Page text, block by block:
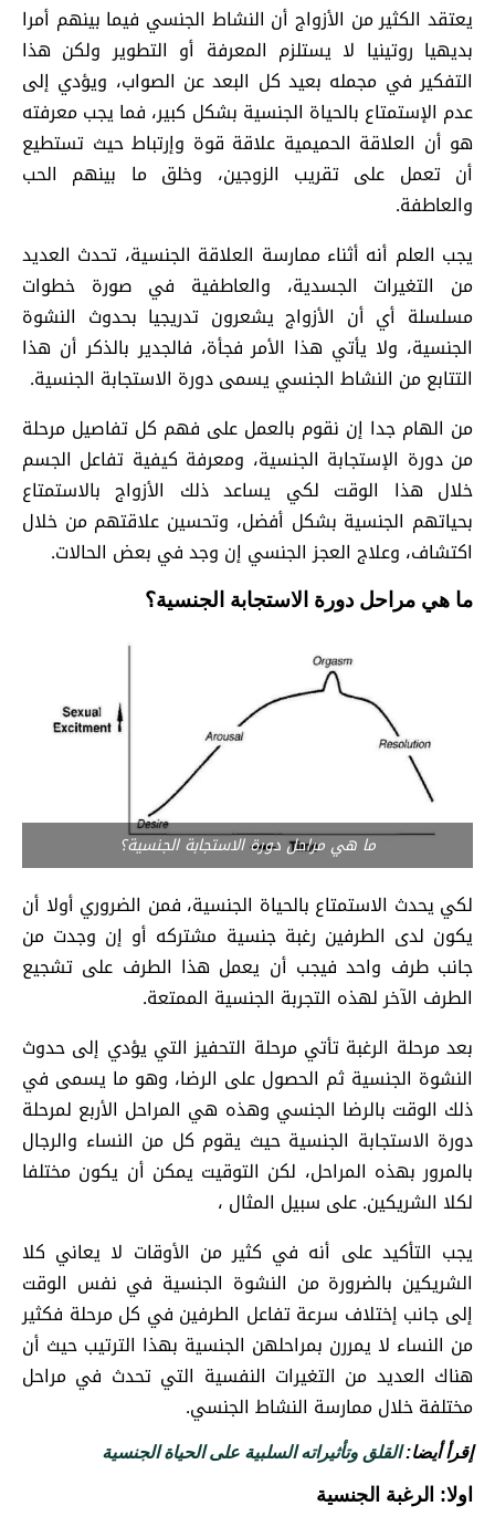
يعتقد الكثير من الأزواج أن النشاط الجنسي فيما بينهم أمرا
بديهيا روتينيا لا يستلزم المعرفة أو التطوير ولكن هذا
التفكير في مجمله بعيد كل البعد عن الصواب، ويؤدي إلى
عدم الإستمتاع بالحياة الجنسية بشكل كبير، فما يجب معرفته
هو أن العلاقة الحميمية علاقة قوة وإرتباط حيث تستطيع
أن تعمل على تقريب الزوجين، وخلق ما بينهم الحب
والعاطفة.
يجب العلم أنه أثناء ممارسة العلاقة الجنسية، تحدث العديد
من التغيرات الجسدية، والعاطفية في صورة خطوات
مسلسلة أي أن الأزواج يشعرون تدريجيا بحدوث النشوة
الجنسية، ولا يأتي هذا الأمر فجأة، فالجدير بالذكر أن هذا
التتابع من النشاط الجنسي يسمى دورة الاستجابة الجنسية.
من الهام جدا إن نقوم بالعمل على فهم كل تفاصيل مرحلة
من دورة الإستجابة الجنسية، ومعرفة كيفية تفاعل الجسم
خلال هذا الوقت لكي يساعد ذلك الأزواج بالاستمتاع
بحياتهم الجنسية بشكل أفضل، وتحسين علاقتهم من خلال
اكتشاف، وعلاج العجز الجنسي إن وجد في بعض الحالات.
ما هي مراحل دورة الاستجابة الجنسية؟
ما هي مراحل دورة الاستجابة الجنسية؟
لكي يحدث الاستمتاع بالحياة الجنسية، فمن الضروري أولا أن
يكون لدى الطرفين رغبة جنسية مشتركه أو إن وجدت من
جانب طرف واحد فيجب أن يعمل هذا الطرف على تشجيع
الطرف الآخر لهذه التجربة الجنسية الممتعة.
بعد مرحلة الرغبة تأتي مرحلة التحفيز التي يؤدي إلى حدوث
النشوة الجنسية ثم الحصول على الرضا، وهو ما يسمى في
ذلك الوقت بالرضا الجنسي وهذه هي المراحل الأربع لمرحلة
دورة الاستجابة الجنسية حيث يقوم كل من النساء والرجال
بالمرور بهذه المراحل، لكن التوقيت يمكن أن يكون مختلفا
لكلا الشريكين. على سبيل المثال ،
يجب التأكيد على أنه في كثير من الأوقات لا يعاني كلا
الشريكين بالضرورة من النشوة الجنسية في نفس الوقت
إلى جانب إختلاف سرعة تفاعل الطرفين في كل مرحلة فكثير
من النساء لا يمررن بمراحلهن الجنسية بهذا الترتيب حيث أن
هناك العديد من التغيرات النفسية التي تحدث في مراحل
مختلفة خلال ممارسة النشاط الجنسي.
إقرأ أيضا:القلق وتأثيراته السلبية على الحياة الجنسية
اولا: الرغبة الجنسية